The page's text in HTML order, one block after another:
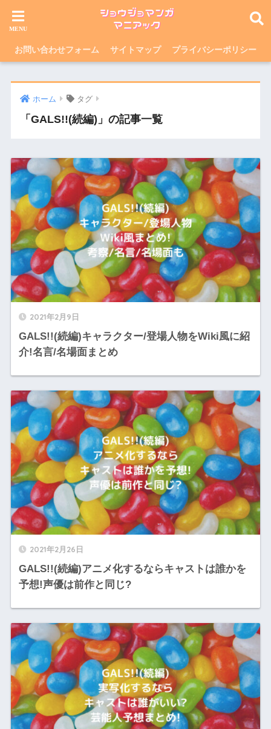
お問い合わせフォーム サイトマップ プライバシーポリシー
ホーム タグ
「GALS!!(続編)」の記事一覧
2021年2月9日
GALS!!(続編)キャラクター/登場人物をWiki風に紹
介!名言/名場面まとめ
2021年2月26日
GALS!!(続編)アニメ化するならキャストは誰かを
予想!声優は前作と同じ?